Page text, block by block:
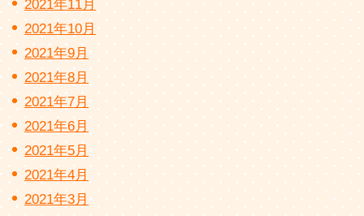
2021年11月
2021年10月
2021年9月
2021年8月
2021年7月
2021年6月
2021年5月
2021年4月
2021年3月